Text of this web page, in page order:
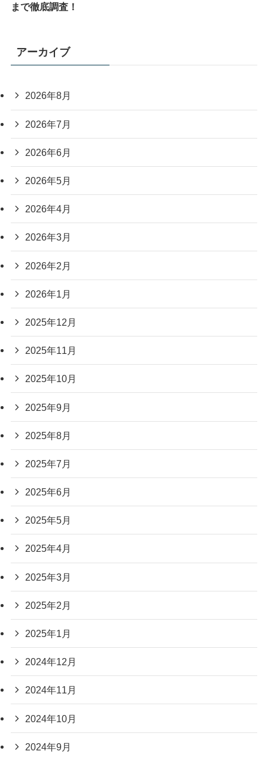
まで徹底調査！
アーカイブ
2026年8月
2026年7月
2026年6月
2026年5月
2026年4月
2026年3月
2026年2月
2026年1月
2025年12月
2025年11月
2025年10月
2025年9月
2025年8月
2025年7月
2025年6月
2025年5月
2025年4月
2025年3月
2025年2月
2025年1月
2024年12月
2024年11月
2024年10月
2024年9月